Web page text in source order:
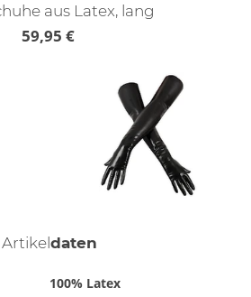
aus Latex, lang
59,95 €
Artikeldaten
100% Latex